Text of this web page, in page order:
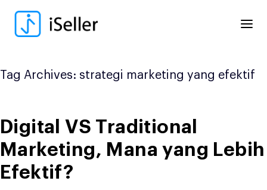
content
Tag Archives: strategi marketing yang efektif
Digital VS Traditional
Marketing, Mana yang Lebih
Efektif?